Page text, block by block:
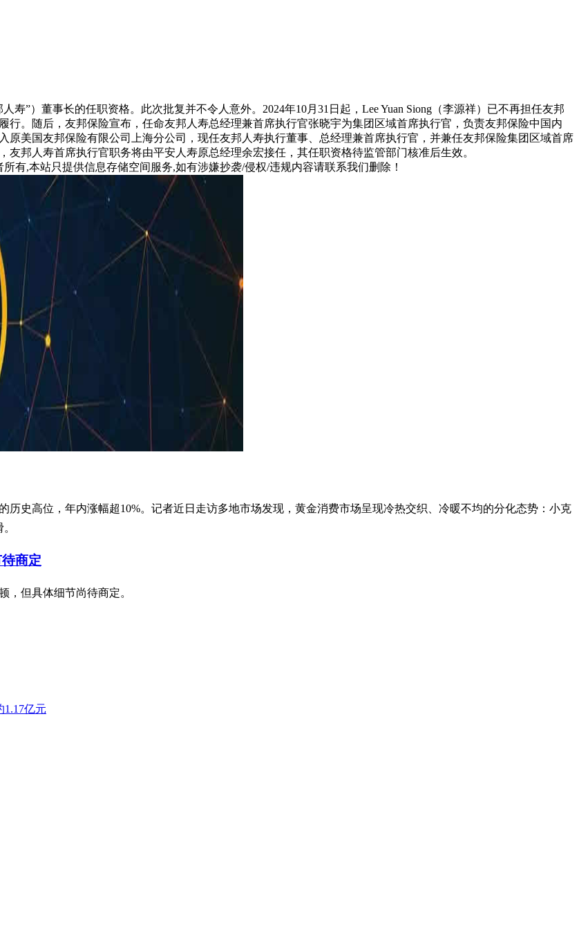
”）董事长的任职资格。此次批复并不令人意外。2024年10月31日起，Lee Yuan Siong（李源祥）已不再担任友邦
行。随后，友邦保险宣布，任命友邦人寿总经理兼首席执行官张晓宇为集团区域首席执行官，负责友邦保险中国内
原美国友邦保险有限公司上海分公司，现任友邦人寿执行董事、总经理兼首席执行官，并兼任友邦保险集团区域首席
邦人寿首席执行官职务将由平安人寿原总经理余宏接任，其任职资格待监管部门核准后生效。
所有,本站只提供信息存储空间服务,如有涉嫌抄袭/侵权/违规内容请联系我们删除！
历史高位，年内涨幅超10%。记者近日走访多地市场发现，黄金消费市场呈现冷热交织、冷暖不均的分化态势：小克
商定
，但具体细节尚待商定。
亿元